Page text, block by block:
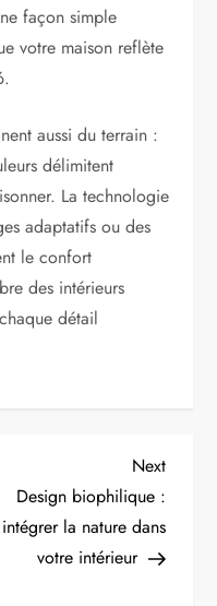
façon simple
votre maison reflète
aussi du terrain :
délimitent
La technologie
adaptatifs ou des
le confort
des intérieurs
détail
Next
Post
Next
Design biophilique :
intégrer la nature dans
votre intérieur